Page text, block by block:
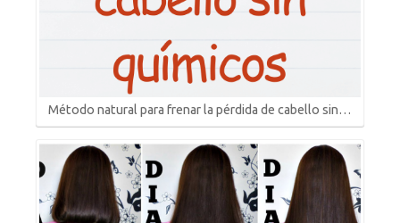
Método natural para frenar la pérdida de cabello sin…